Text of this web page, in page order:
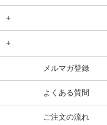
+
+
メルマガ登録
よくある質問
ご注文の流れ